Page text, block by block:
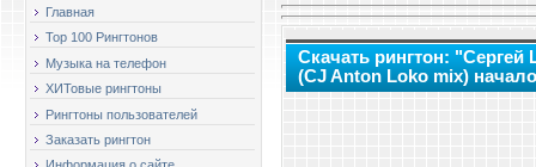
Главная
Top 100 Рингтонов
Музыка на телефон
ХИТовые рингтоны
Рингтоны пользователей
Заказать рингтон
Скачать рингтон:
(CJ Anton Loko mix)